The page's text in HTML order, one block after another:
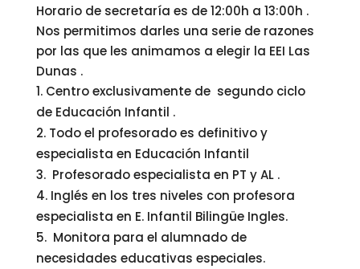
Horario de secretaría es de 12:00h a 13:00h .
Nos permitimos darles una serie de razones
por las que les animamos a elegir la EEI Las
Dunas .
Centro exclusivamente de segundo ciclo
de Educación Infantil .
Todo el profesorado es definitivo y
especialista en Educación Infantil
Profesorado especialista en PT y AL .
Inglés en los tres niveles con profesora
especialista en E. Infantil Bilingüe Ingles.
Monitora para el alumnado de
necesidades educativas especiales.